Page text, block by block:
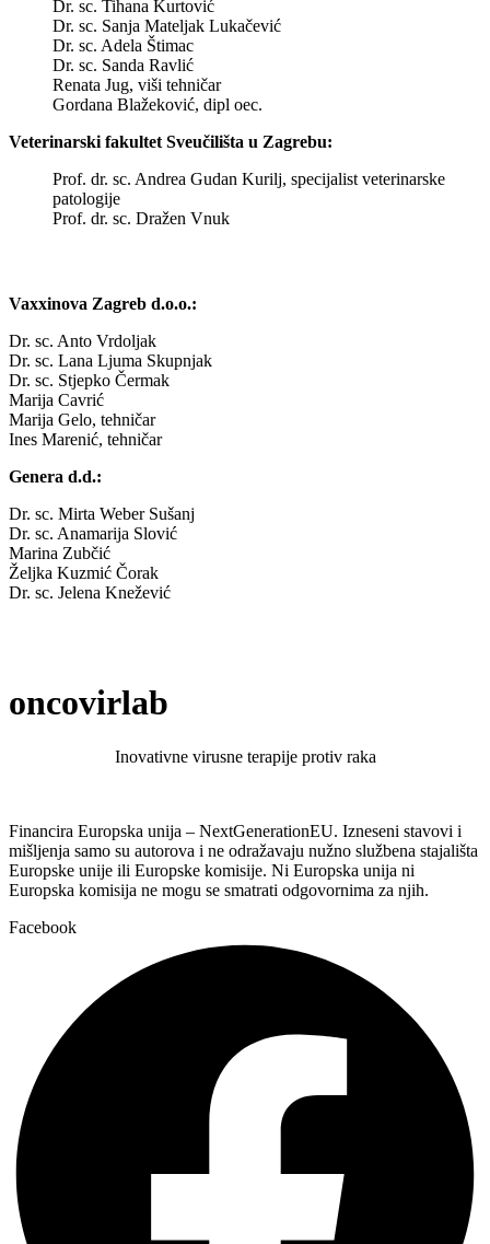
Dr. sc. Tihana Kurtović
Dr. sc. Sanja Mateljak Lukačević
Dr. sc. Adela Štimac
Dr. sc. Sanda Ravlić
Renata Jug, viši tehničar
Gordana Blažeković, dipl oec.
Veterinarski fakultet Sveučilišta u Zagrebu:
Prof. dr. sc. Andrea Gudan Kurilj, specijalist veterinarske
patologije
Prof. dr. sc. Dražen Vnuk
Vaxxinova Zagreb d.o.o.:
Dr. sc. Anto Vrdoljak
Dr. sc. Lana Ljuma Skupnjak
Dr. sc. Stjepko Čermak
Marija Cavrić
Marija Gelo, tehničar
Ines Marenić, tehničar
Genera d.d.:
Dr. sc. Mirta Weber Sušanj
Dr. sc. Anamarija Slović
Marina Zubčić
Željka Kuzmić Čorak
Dr. sc. Jelena Knežević
oncovirlab
Inovativne virusne terapije protiv raka
Financira Europska unija – NextGenerationEU. Izneseni stavovi i
mišljenja samo su autorova i ne odražavaju nužno službena stajališta
Europske unije ili Europske komisije. Ni Europska unija ni
Europska komisija ne mogu se smatrati odgovornima za njih.
Facebook